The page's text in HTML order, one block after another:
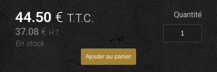
44.50 €T.T.C.
37.08€H.T.
En stock
Quantité